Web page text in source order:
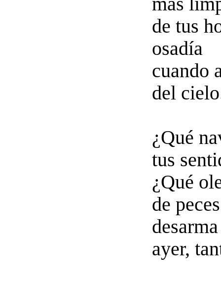
de tus
osadía
cuando
del
¿Qué
tus
¿Qué
de peces
ayer,